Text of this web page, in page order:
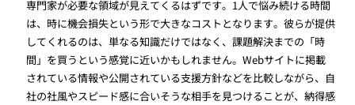
専門家が必要な領域が見えてくるはずです。1人で悩み続ける時間
は、時に機会損失という形で大きなコストとなります。彼らが提供
してくれるのは、単なる知識だけではなく、課題解決までの「時
間」を買うという感覚に近いかもしれません。Webサイトに掲載
されている情報や公開されている支援方針などを比較しながら、自
社の社風やスピード感に合いそうな相手を見つけることが、納得感